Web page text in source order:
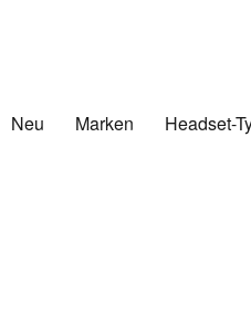
Neu Marken Headset-